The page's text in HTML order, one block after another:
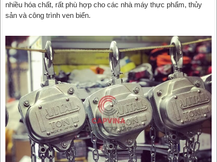
nhiều hóa chất, rất phù hợp cho các nhà máy thực phẩm, thủy
sản và công trình ven biển.